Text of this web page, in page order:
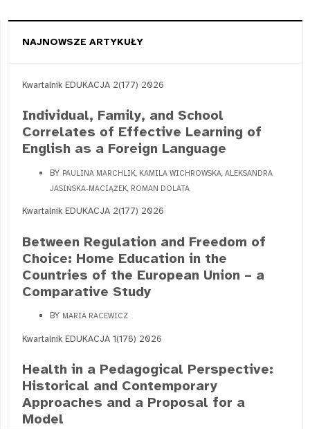
NAJNOWSZE ARTYKUŁY
Kwartalnik EDUKACJA 2(177) 2026
Individual, Family, and School
Correlates of Effective Learning of
English as a Foreign Language
BY PAULINA MARCHLIK, KAMILA WICHROWSKA, ALEKSANDRA
JASIŃSKA-MACIĄŻEK, ROMAN DOLATA
Kwartalnik EDUKACJA 2(177) 2026
Between Regulation and Freedom of
Choice: Home Education in the
Countries of the European Union – a
Comparative Study
BY MARIA RACEWICZ
Kwartalnik EDUKACJA 1(176) 2026
Health in a Pedagogical Perspective:
Historical and Contemporary
Approaches and a Proposal for a
Model